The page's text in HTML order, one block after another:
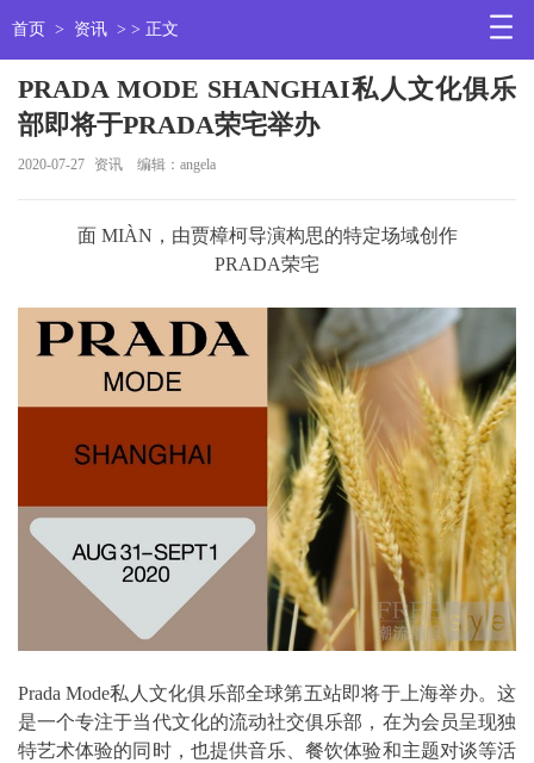
首页 > 资讯 > > 正文
PRADA MODE SHANGHAI私人文化俱乐
部即将于PRADA荣宅举办
2020-07-27 资讯 编辑：angela
面 MIÀN，由贾樟柯导演构思的特定场域创作
PRADA荣宅
Prada Mode私人文化俱乐部全球第五站即将于上海举办。这
是一个专注于当代文化的流动社交俱乐部，在为会员呈现独
特艺术体验的同时，也提供音乐、餐饮体验和主题对谈等活